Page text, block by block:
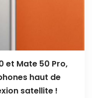
et Mate 50 Pro,
haut de
satellite !